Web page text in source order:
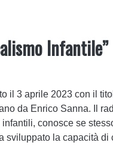
Infantile”
il 3 aprile 2023 con il
da Enrico Sanna. Il
conosce se
sviluppato la capacità